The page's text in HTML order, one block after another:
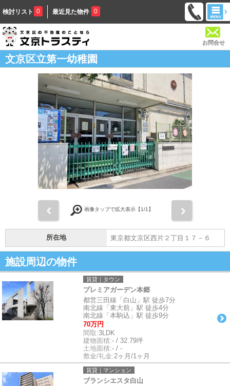
検討リスト 0 最近見た物件 0
お問合せ
文京区立第一幼稚園
画像タップで拡大表示【1/1】
所在地 東京都文京区西片２丁目１７－６
施設周辺の物件
賃貸｜タウン
プレミアガーデン本郷
都営三田線「白山」駅 徒歩7分
南北線「東大前」駅 徒歩4分
南北線「本駒込」駅 徒歩9分
70万円
間取:3LDK
建物面積:- / 32.79坪
土地面積:- / -
敷金/礼金:2ヶ月/1ヶ月
賃貸｜マンション
ブランシエスタ白山